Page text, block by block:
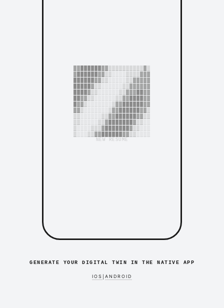
▓██████▓▓▒▒░░░░▒▒▒▒▓▓▓
██████▓▓▒▒░░░░░▒▒▓▓▓▓▓
█████▓▒▒░░░░░░▒▒▓▓▓▓▓▓
████▓▒▒░░░░░░▒▒▓▓▓██▓▓
██▓▓▒▒░░░░░░▒▒▓▓████▓▓
█▓▓▒░░░░░░░▒▓▓██████▓▓
▓▓▒░░░░░░░▒▓▓██████▓▓▒
▒▒░░░░░░▒▒▓▓██████▓▓▒▒
▒▒░░░░░▒▒▓███████▓▒▒░░
▒░░░░▒▒▒▓███████▓▒▒░░░
▒░░░▒▒▓▓██████▓▓▒▒░░░░
NEW RESUME
GENERATE YOUR DIGITAL TWIN IN THE NATIVE APP
IOS ANDROID